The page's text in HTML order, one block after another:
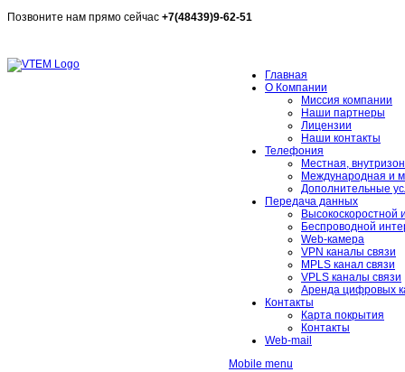
Позвоните нам прямо сейчас +7(48439)9-62-51
Главная
О Компании
Миссия компании
Наши партнеры
Лицензии
Наши контакты
Телефония
Местная,
Международная и
Дополнительные
Передача данных
Высокоскоростной
Беспроводной
Web-камера
VPN каналы связи
MPLS канал связи
VPLS каналы связи
Аренда цифровых
Контакты
Карта покрытия
Контакты
Web-mail
Mobile menu